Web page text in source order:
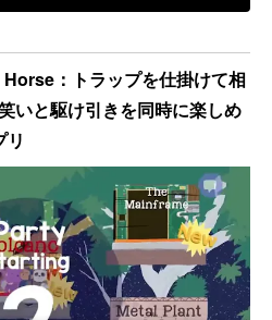
：トラップを仕掛けて相
いと駆け引きを同時に楽しめ
リ